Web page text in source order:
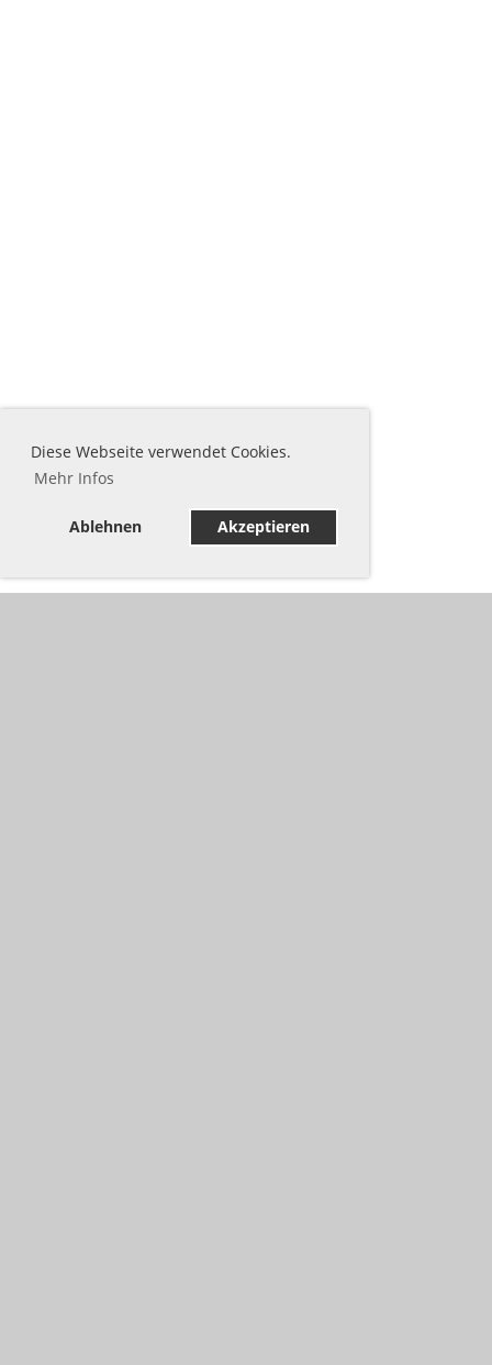
Diese Webseite verwendet Cookies.
Mehr Infos
Ablehnen Akzeptieren